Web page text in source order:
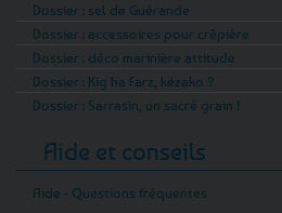
Dossier : sel de Guérande
Dossier : accessoires pour crêpière
Dossier : déco marinière attitude
Dossier : Kig ha Farz, kézako ?
Dossier : Sarrasin, un sacré grain !
Aide et conseils
Aide - Questions fréquentes